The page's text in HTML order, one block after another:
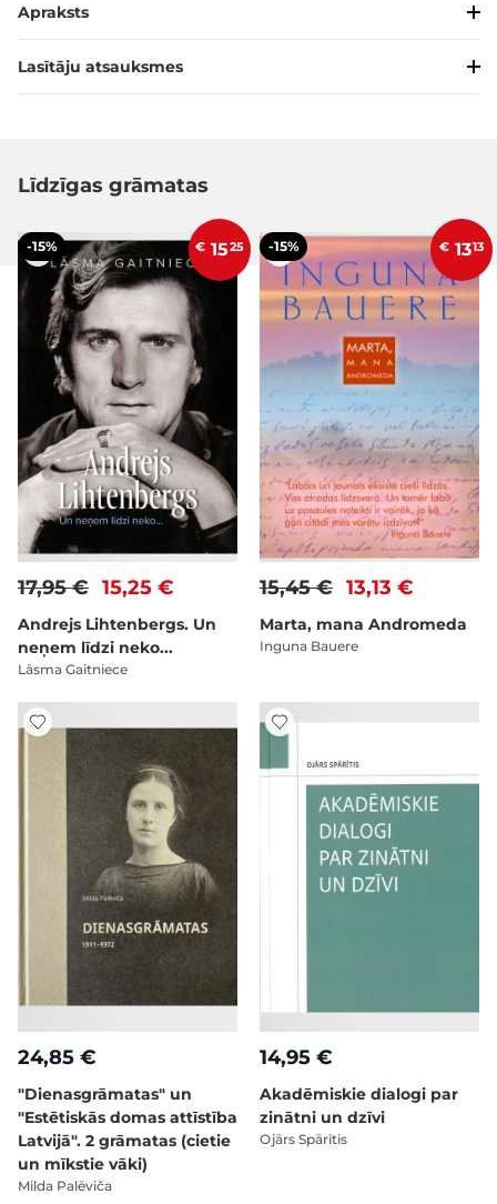
Apraksts
Lasītāju atsauksmes
Līdzīgas grāmatas
-15% € 1525
15,25 €
17,95 €
Andrejs Lihtenbergs. Un
neņem līdzi neko...
Lāsma Gaitniece
-15% € 1313
13,13 €
15,45 €
Marta, mana Andromeda
Inguna Bauere
24,85 €
"Dienasgrāmatas" un
"Estētiskās domas attīstība
Latvijā". 2 grāmatas (cietie
un mīkstie vāki)
Milda Palēviča
14,95 €
Akadēmiskie dialogi par
zinātni un dzīvi
Ojārs Spārītis